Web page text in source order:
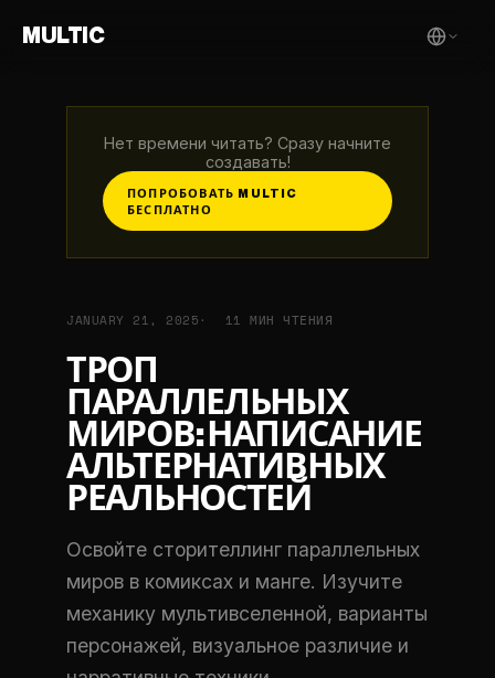
MULTIC
Нет времени читать? Сразу начните
создавать!
ПОПРОБОВАТЬ MULTIC
БЕСПЛАТНО
JANUARY 21, 2025 11 МИН ЧТЕНИЯ
ТРОП
ПАРАЛЛЕЛЬНЫХ
МИРОВ: НАПИСАНИЕ
АЛЬТЕРНАТИВНЫХ
РЕАЛЬНОСТЕЙ
Освойте сторителлинг параллельных
миров в комиксах и манге. Изучите
механику мультивселенной, варианты
персонажей, визуальное различие и